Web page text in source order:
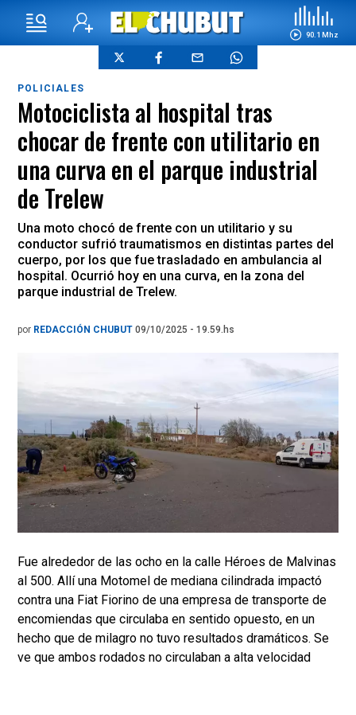
90.1 Mhz
POLICIALES
Motociclista al hospital tras
chocar de frente con utilitario en
una curva en el parque industrial
de Trelew
Una moto chocó de frente con un utilitario y su
conductor sufrió traumatismos en distintas partes del
cuerpo, por los que fue trasladado en ambulancia al
hospital. Ocurrió hoy en una curva, en la zona del
parque industrial de Trelew.
por REDACCIÓN CHUBUT 09/10/2025 - 19.59.hs
Fue alrededor de las ocho en la calle Héroes de Malvinas
al 500. Allí una Motomel de mediana cilindrada impactó
contra una Fiat Fiorino de una empresa de transporte de
encomiendas que circulaba en sentido opuesto, en un
hecho que de milagro no tuvo resultados dramáticos. Se
ve que ambos rodados no circulaban a alta velocidad